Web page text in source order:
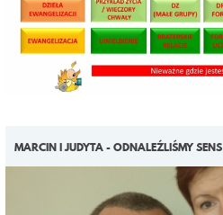
MARCIN I JUDYTA - ODNALEŹLIŚMY SENS